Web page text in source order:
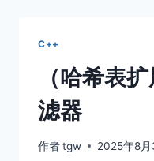
C++
（哈希表
滤器
作者tgw 2025年8月